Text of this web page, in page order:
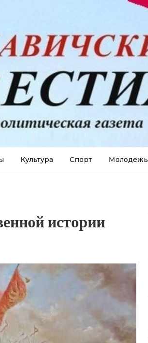
Культура Спорт Молодежь
истории